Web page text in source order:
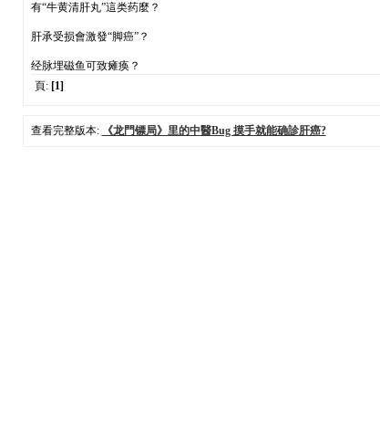
有“牛黄清肝丸”這类药麼？
肝承受损會激發“脚癌”？
经脉埋磁鱼可致瘫痪？
頁: [1]
查看完整版本: 《龙門镖局》里的中醫Bug 摸手就能确診肝癌?